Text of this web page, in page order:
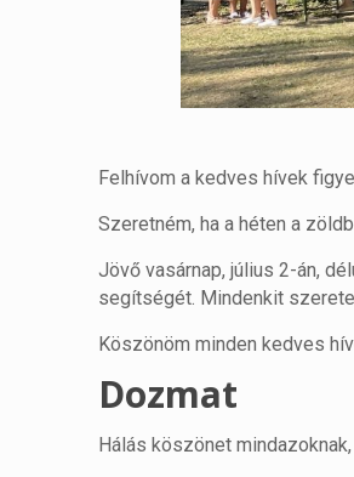
Felhívom a kedves hívek
Szeretném, ha a héten a
Jövő vasárnap, július 2-án,
segítségét. Mindenkit
Köszönöm minden kedves
Dozmat
Hálás köszönet